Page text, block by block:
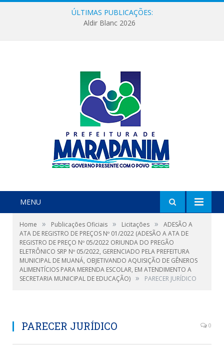
ÚLTIMAS PUBLICAÇÕES:
Aldir Blanc 2026
MENU
Home » Publicações Oficiais » Licitações »
ADESÃO A
ATA DE REGISTRO DE PREÇOS Nº 01/2022 (ADESÃO A ATA DE
REGISTRO DE PREÇO Nº 05/2022 ORIUNDA DO PREGÃO
ELETRÔNICO SRP Nº 05/2022, GERENCIADO PELA PREFEITURA
MUNICIPAL DE MUANÁ, OBJETIVANDO AQUISIÇÃO DE GÊNEROS
ALIMENTÍCIOS PARA MERENDA ESCOLAR, EM ATENDIMENTO A
SECRETARIA MUNICIPAL DE EDUCAÇÃO) » PARECER JURÍDICO
PARECER JURÍDICO 0